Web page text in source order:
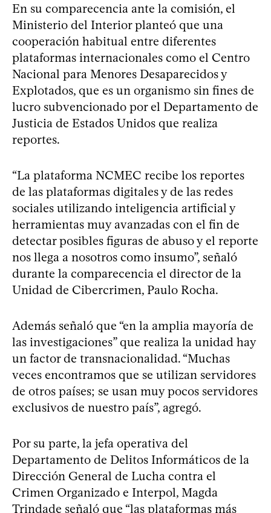
En su comparecencia ante la comisión, el
Ministerio del Interior planteó que una
cooperación habitual entre diferentes
plataformas internacionales como el Centro
Nacional para Menores Desaparecidos y
Explotados, que es un organismo sin fines de
lucro subvencionado por el Departamento de
Justicia de Estados Unidos que realiza
reportes.
“La plataforma NCMEC recibe los reportes
de las plataformas digitales y de las redes
sociales utilizando inteligencia artificial y
herramientas muy avanzadas con el fin de
detectar posibles figuras de abuso y el reporte
nos llega a nosotros como insumo”, señaló
durante la comparecencia el director de la
Unidad de Cibercrimen, Paulo Rocha.
Además señaló que “en la amplia mayoría de
las investigaciones” que realiza la unidad hay
un factor de transnacionalidad. “Muchas
veces encontramos que se utilizan servidores
de otros países; se usan muy pocos servidores
exclusivos de nuestro país”, agregó.
Por su parte, la jefa operativa del
Departamento de Delitos Informáticos de la
Dirección General de Lucha contra el
Crimen Organizado e Interpol, Magda
Trindade señaló que “las plataformas más